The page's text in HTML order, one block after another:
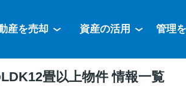
産を売却 資産の活用 管理
畳以上物件 情報一覧